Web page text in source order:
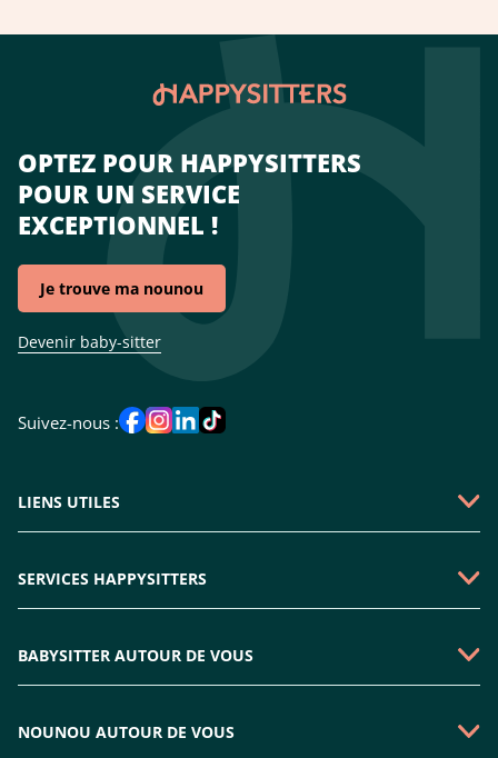
OPTEZ POUR HAPPYSITTERS
POUR UN SERVICE
EXCEPTIONNEL !
Je trouve ma nounou
Devenir baby-sitter
Suivez-nous :
LIENS UTILES
Faire une demande
Rejoindre l'équipe
SERVICES HAPPYSITTERS
Garde enfant mercredi
Nounou à domicile
BABYSITTER AUTOUR DE VOUS
Babysitter Boulogne-billancourt
NOUNOU AUTOUR DE VOUS